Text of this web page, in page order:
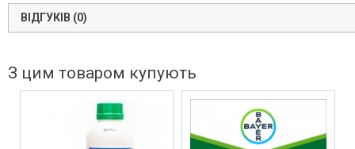
ВІДГУКІВ (0)
З цим товаром купують